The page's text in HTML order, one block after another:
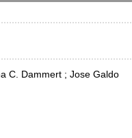
C. Dammert ; Jose Galdo